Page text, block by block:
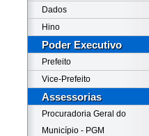
Dados
Hino
Poder Executivo
Prefeito
Vice-Prefeito
Assessorias
Procuradoria Geral do
Município - PGM